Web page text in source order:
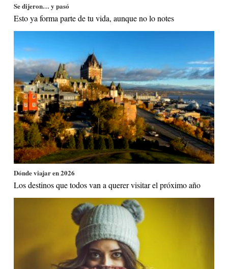
Se dijeron… y pasó
Esto ya forma parte de tu vida, aunque no lo notes
Dónde viajar en 2026
Los destinos que todos van a querer visitar el próximo año